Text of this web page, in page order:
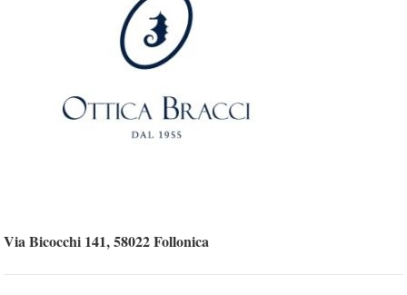
Via Bicocchi 141, 58022 Follonica